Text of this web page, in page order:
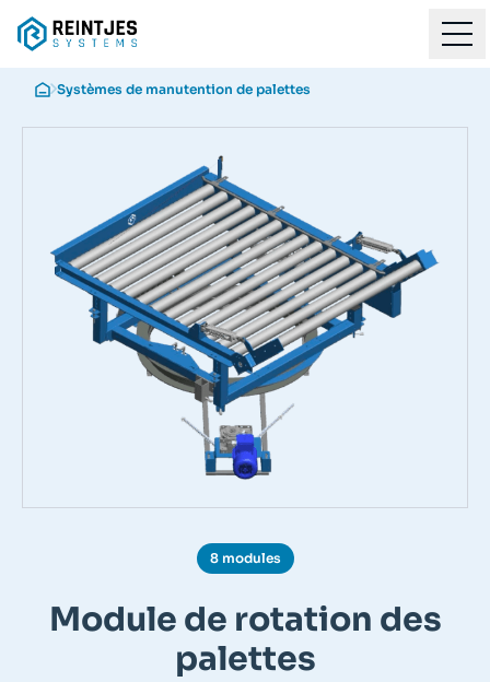
Systèmes de manutention de palettes
8 modules
Module de rotation des
palettes